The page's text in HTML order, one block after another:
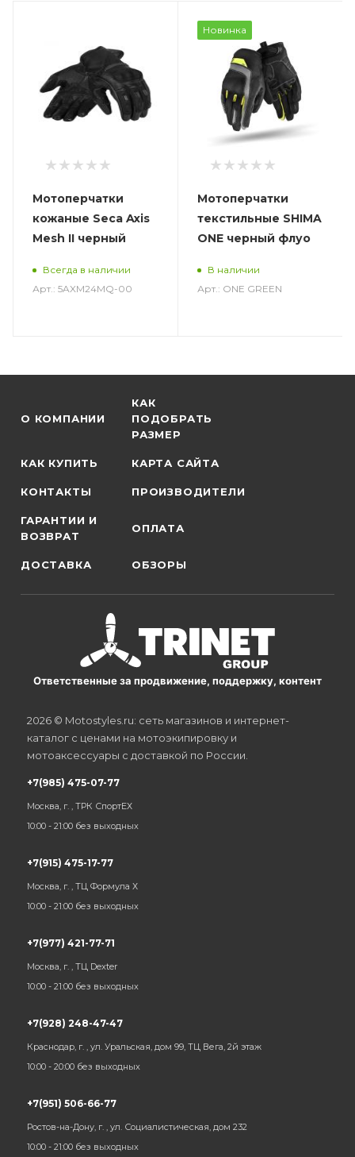
Мотоперчатки
кожаные Seca Axis
Mesh II черный
Всегда в наличии
Арт.: 5AXM24MQ-00
Новинка
Мотоперчатки
текстильные SHIMA
ONE черный флуо
В наличии
Арт.: ONE GREEN
О КОМПАНИИ
КАК
ПОДОБРАТЬ
РАЗМЕР
КАК КУПИТЬ КАРТА САЙТА
КОНТАКТЫ ПРОИЗВОДИТЕЛИ
ГАРАНТИИ И
ВОЗВРАТ
ОПЛАТА
ДОСТАВКА ОБЗОРЫ
Ответственные за продвижение, поддержку, контент
2026 © Motostyles.ru: сеть магазинов и интернет-
каталог с ценами на мотоэкипировку и
мотоаксессуары с доставкой по России.
+7(985) 475-07-77
Москва, г. , ТРК СпортЕХ
10:00 - 21:00 без выходных
+7(915) 475-17-77
Москва, г. , ТЦ Формула Х
10:00 - 21:00 без выходных
+7(977) 421-77-71
Москва, г. , ТЦ Dexter
10:00 - 21:00 без выходных
+7(928) 248-47-47
Краснодар, г. , ул. Уральская, дом 99, ТЦ Вега, 2й этаж
10:00 - 20:00 без выходных
+7(951) 506-66-77
Ростов-на-Дону, г. , ул. Социалистическая, дом 232
10:00 - 21:00 без выходных